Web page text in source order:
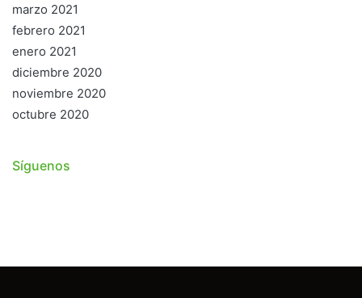
marzo 2021
febrero 2021
enero 2021
diciembre 2020
noviembre 2020
octubre 2020
Síguenos